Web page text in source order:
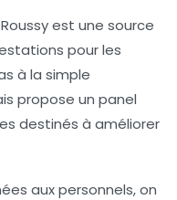
est une source
pour les
à la simple
propose un panel
destinés à améliorer
aux personnels, on